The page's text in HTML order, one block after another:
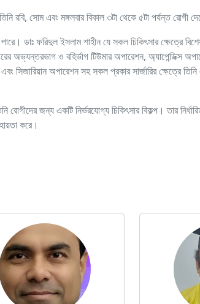
রবি, সোম এবং মঙ্গলবার বিকাল ৩টা থেকে ৫টা পর্যন্ত রোগী
ডাঃ ফরিদুল ইসলাম শাহীন যে সকল চিকিৎসার ক্ষেত্রে
অভ্যন্তরভাগ ও বহির্ভাগ টিউমার অপারেশন, অ্যাপেন্ডিক্স
অপারেশন সহ সকল প্রকার সার্জারির ক্ষেত্রে
রোগীদের জন্য একটি নির্ভরযোগ্য চিকিৎসার বিকল্প। তার
করে।